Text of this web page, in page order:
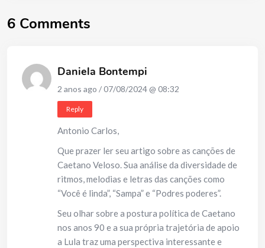
6 Comments
Daniela Bontempi
2 anos ago / 07/08/2024 @ 08:32
Reply
Antonio Carlos,
Que prazer ler seu artigo sobre as canções de
Caetano Veloso. Sua análise da diversidade de
ritmos, melodias e letras das canções como
“Você é linda”, “Sampa” e “Podres poderes”.
Seu olhar sobre a postura política de Caetano
nos anos 90 e a sua própria trajetória de apoio
a Lula traz uma perspectiva interessante e